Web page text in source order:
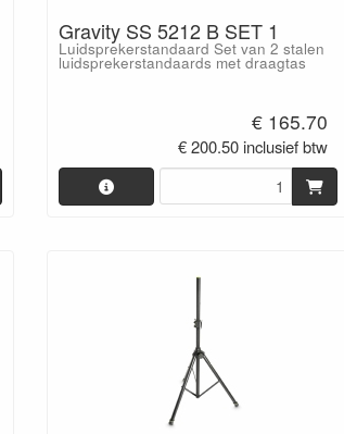
Gravity SS 5212 B SET 1
Luidsprekerstandaard Set van 2 stalen
luidsprekerstandaards met draagtas
€ 165.70
€ 200.50 inclusief btw